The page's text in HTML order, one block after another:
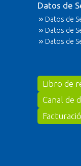
Datos de
Datos de
Datos de
Datos de
Libro de
Canal de